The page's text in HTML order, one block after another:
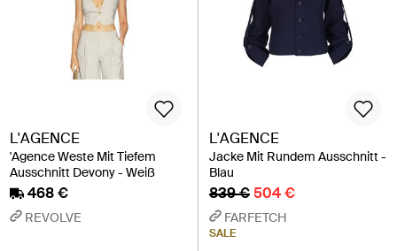
L'AGENCE
'Agence Weste Mit Tiefem
Ausschnitt Devony - Weiß
468 €
REVOLVE
L'AGENCE
Jacke Mit Rundem Ausschnitt -
Blau
839 €504 €
FARFETCH
SALE